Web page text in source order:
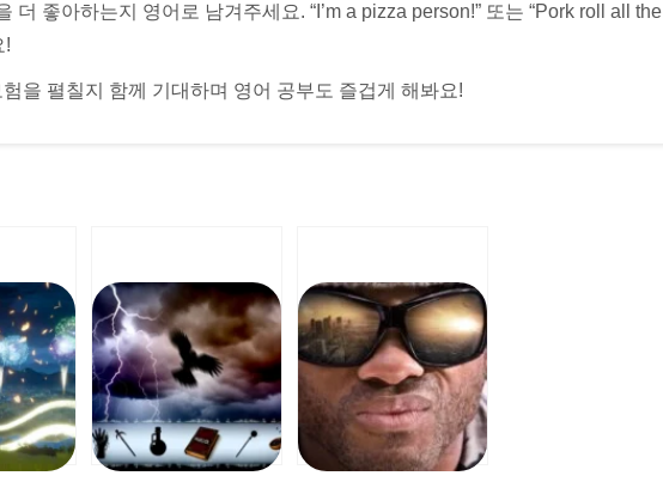
더 좋아하는지 영어로 남겨주세요. “I’m a pizza person!” 또는 “Pork roll all the
!
을 펼칠지 함께 기대하며 영어 공부도 즐겁게 해봐요!